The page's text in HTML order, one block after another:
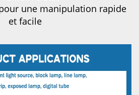
une manipulation rapide
et facile